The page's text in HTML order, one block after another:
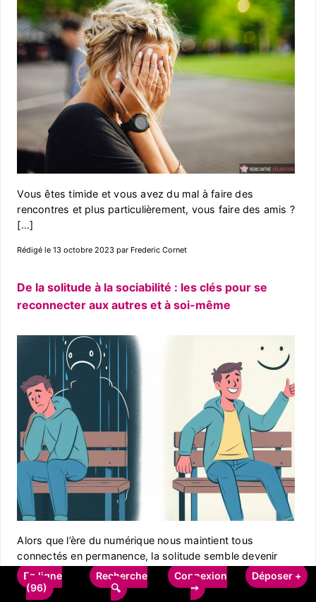
Vous êtes timide et vous avez du mal à faire des
rencontres et plus particulièrement, vous faire des amis ?
[…]
Rédigé le 13 octobre 2023 par Frederic Cornet
De la solitude à la sociabilité : les clés pour se
reconnecter aux autres et à soi-même
Alors que l’ère du numérique nous maintient tous
connectés en permanence, la solitude semble devenir
une réalité de plus en […]
Rédigé le 12 octobre 2023 par Frederic Cornet
En ligne
(96)
Recherche
🔍
Connexion
➙
Déposer +